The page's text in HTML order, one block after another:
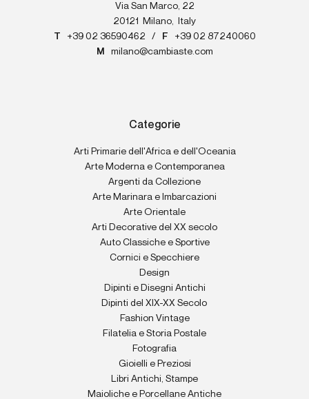
Via San Marco, 22
20121
Milano
Italy
T
+39 02 36590462 / F
+39 02 87240060
M
milano@cambiaste.com
Categorie
Arti Primarie dell'Africa e dell'Oceania
Arte Moderna e Contemporanea
Argenti da Collezione
Arte Marinara e Imbarcazioni
Arte Orientale
Arti Decorative del XX secolo
Auto Classiche e Sportive
Cornici e Specchiere
Design
Dipinti e Disegni Antichi
Dipinti del XIX-XX Secolo
Fashion Vintage
Filatelia e Storia Postale
Fotografia
Gioielli e Preziosi
Libri Antichi, Stampe
Maioliche e Porcellane Antiche